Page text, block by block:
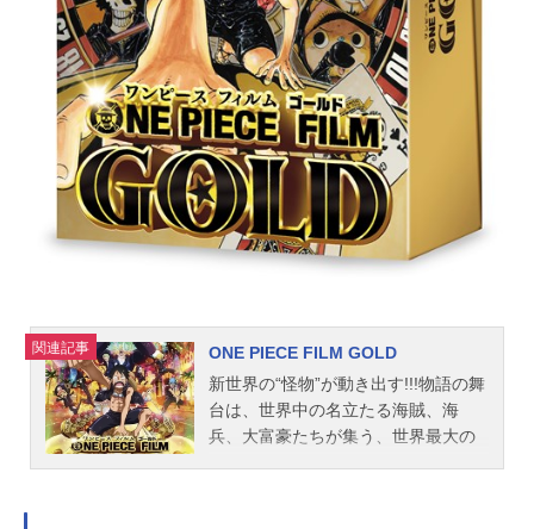
は？そして、バカボンのパパの本名
に隠された秘密とは？天才バカボン
と悪の秘密結社とフランダースの犬
による、未曽有の戦いが始まる…作
品名天才バカヴォン～蘇るフランダ
ースの犬～放送形態劇場版アニメス
ケジュール2015年5月23日（土）キ
ャストバカボンのパパ：FROGMAN
ネロ：瀧本美織西河内好平：濱田岳
バカボン：犬山イヌコ本官さん：岩
田光央レスター：金田朋子バカボン
関連記事
ONE PIECE FILM GOLD
新世界の“怪物”が動き出す!!!物語の舞
台は、世界中の名立たる海賊、海
兵、大富豪たちが集う、世界最大の